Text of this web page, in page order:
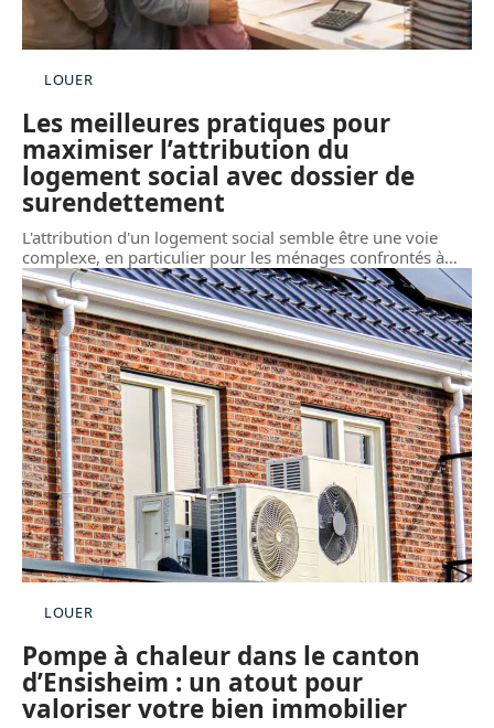
LOUER
Les meilleures pratiques pour
maximiser l’attribution du
logement social avec dossier de
surendettement
L'attribution d'un logement social semble être une voie
complexe, en particulier pour les ménages confrontés à…
LOUER
Pompe à chaleur dans le canton
d’Ensisheim : un atout pour
valoriser votre bien immobilier